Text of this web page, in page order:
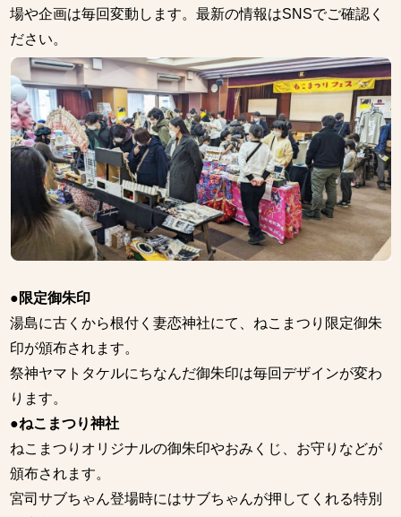
場や企画は毎回変動します。最新の情報はSNSでご確認く
ださい。
●限定御朱印
湯島に古くから根付く妻恋神社にて、ねこまつり限定御朱
印が頒布されます。
祭神ヤマトタケルにちなんだ御朱印は毎回デザインが変わ
ります。
●ねこまつり神社
ねこまつりオリジナルの御朱印やおみくじ、お守りなどが
頒布されます。
宮司サブちゃん登場時にはサブちゃんが押してくれる特別